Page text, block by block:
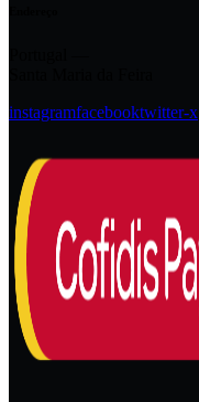
instagramfacebooktwitter-x